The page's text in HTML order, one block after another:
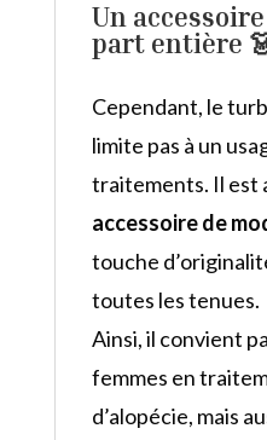
Un
part entière
Cependant, le
limite pas à un
traitements. Il est
accessoire de
touche
toutes les tenues.
Ainsi, il convient
femmes en
d’alopécie, mais